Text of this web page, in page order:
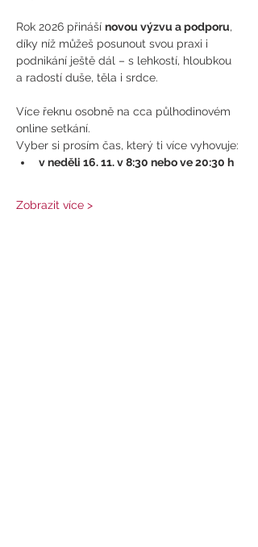
Rok 2026 přináší novou výzvu a podporu,
díky níž můžeš posunout svou praxi i
podnikání ještě dál – s lehkostí, hloubkou
a radostí duše, těla i srdce.
Více řeknu osobně na cca půlhodinovém
online setkání.
Vyber si prosím čas, který ti více vyhovuje:
v neděli 16. 11. v 8:30 nebo ve 20:30 h
Zobrazit více >